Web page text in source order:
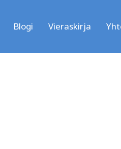
Blogi Vieraskirja